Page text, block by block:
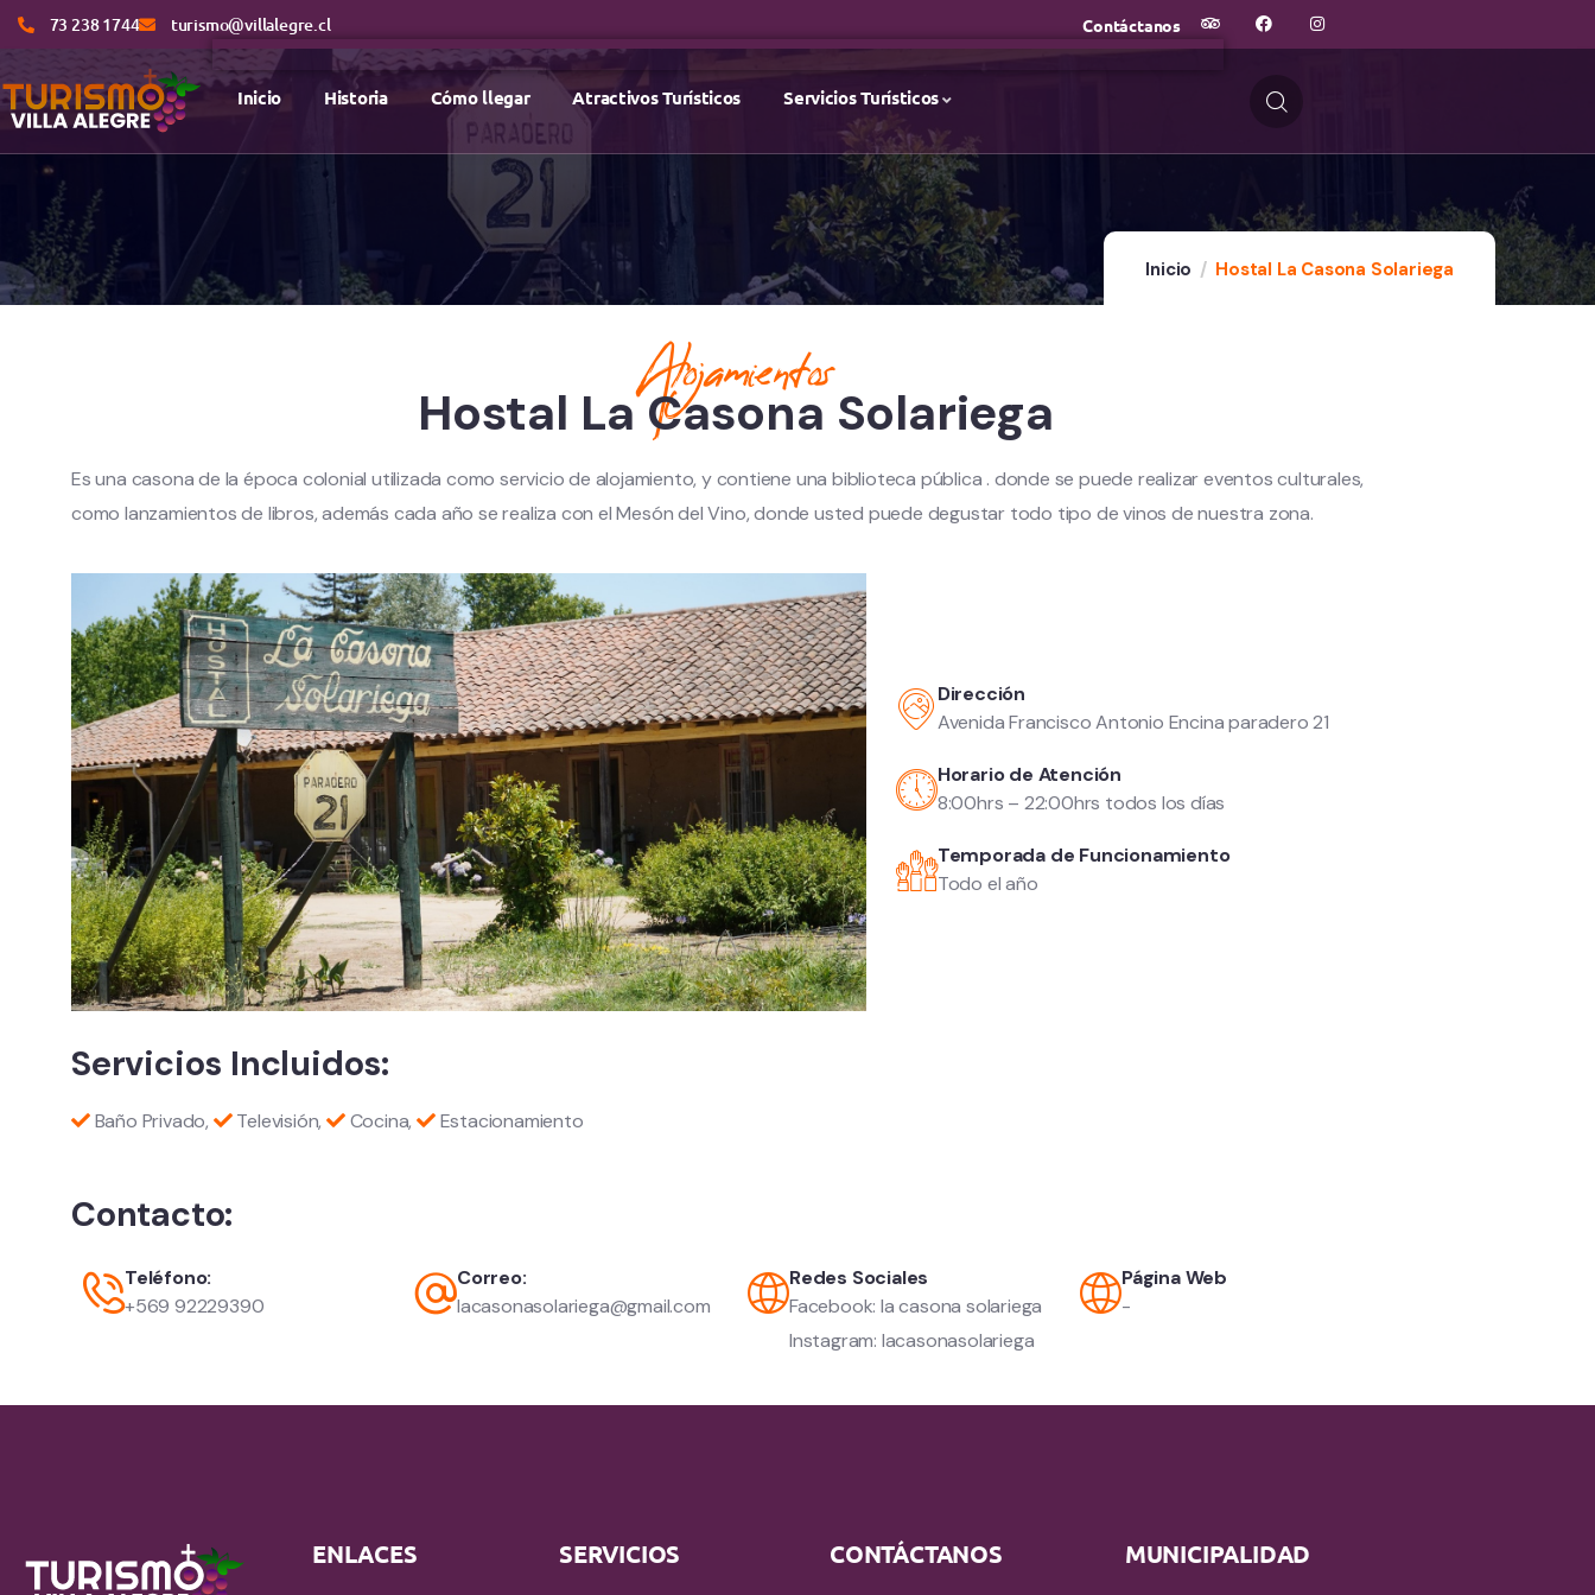
73 238 1744 turismo@villalegre.cl Contáctanos
Inicio Historia Cómo llegar Atractivos Turísticos Servicios Turísticos
Inicio Hostal La Casona Solariega
Alojamientos
Hostal La Casona Solariega
Es una casona de la época colonial utilizada como servicio de alojamiento, y contiene una biblioteca pública . donde se puede realizar eventos culturales,
como lanzamientos de libros, además cada año se realiza con el Mesón del Vino, donde usted puede degustar todo tipo de vinos de nuestra zona.
Dirección
Avenida Francisco Antonio Encina paradero 21
Horario de Atención
8:00hrs – 22:00hrs todos los días
Temporada de Funcionamiento
Todo el año
Servicios Incluidos:
Baño Privado, Televisión, Cocina, Estacionamiento
Contacto:
Teléfono:
+569 92229390
Correo:
lacasonasolariega@gmail.com
Redes Sociales
Facebook: la casona solariega
Instagram: lacasonasolariega
Página Web
-
ENLACES SERVICIOS CONTÁCTANOS MUNICIPALIDAD